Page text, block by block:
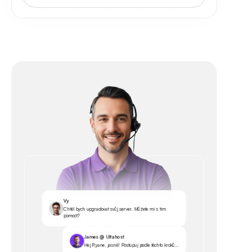
Vy
Chtěl bych upgradovat svůj server. Můžete mi s tím
pomoct?
James @ Ultahost
Hej Ryane, jasně! Postupuj podle těchto kroků...